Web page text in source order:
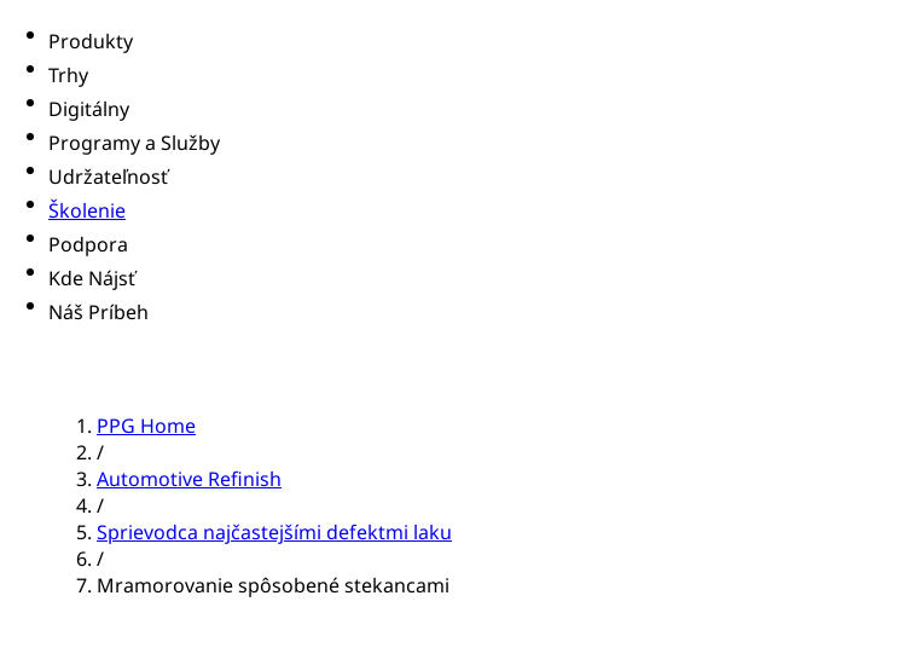
Produkty
Trhy
Digitálny
Programy a Služby
Udržateľnosť
Školenie
Podpora
Kde Nájsť
Náš Príbeh
PPG Home
/
Automotive Refinish
/
Sprievodca najčastejšími defektmi laku
/
Mramorovanie spôsobené stekancami